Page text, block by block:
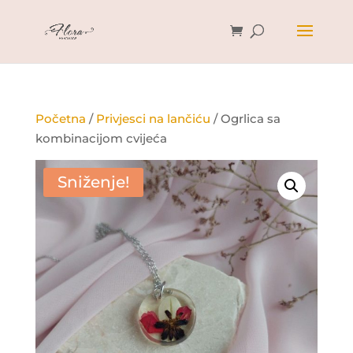
Početna / Privjesci na lančiću / Ogrlica sa
kombinacijom cvijeća
Sniženje!